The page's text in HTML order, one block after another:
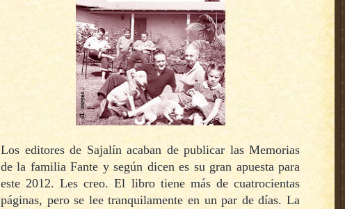
Los editores de Sajalín acaban de publicar las Memorias
de la familia Fante y según dicen es su gran apuesta para
este 2012. Les creo. El libro tiene más de cuatrocientas
páginas, pero se lee tranquilamente en un par de días. La